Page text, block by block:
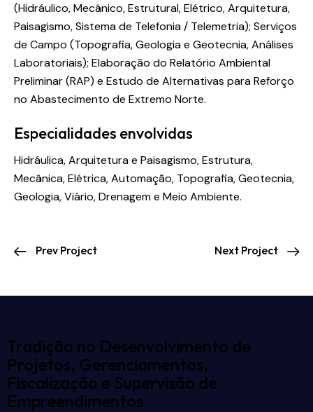
(Hidráulico, Mecânico, Estrutural, Elétrico, Arquitetura,
Paisagismo, Sistema de Telefonia / Telemetria); Serviços
de Campo (Topografia, Geologia e Geotecnia, Análises
Laboratoriais); Elaboração do Relatório Ambiental
Preliminar (RAP) e Estudo de Alternativas para Reforço
no Abastecimento de Extremo Norte.
Especialidades envolvidas
Hidráulica, Arquitetura e Paisagismo, Estrutura,
Mecânica, Elétrica, Automação, Topografia, Geotecnia,
Geologia, Viário, Drenagem e Meio Ambiente.
Prev Project Next Project
Tradição no Desenvolvimento de
Projetos, Gerenciamentos,
Fiscalização e Supervisão de
Empreendimentos